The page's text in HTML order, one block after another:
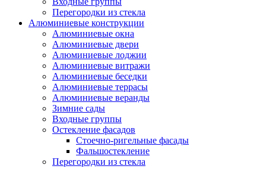
Перегородки из стекла
Алюминиевые конструкции
Алюминиевые окна
Алюминиевые двери
Алюминиевые лоджии
Алюминиевые витражи
Алюминиевые беседки
Алюминиевые террасы
Алюминиевые веранды
Зимние сады
Входные группы
Остекление фасадов
Стоечно-ригельные фасады
Фальшостекление
Перегородки из стекла